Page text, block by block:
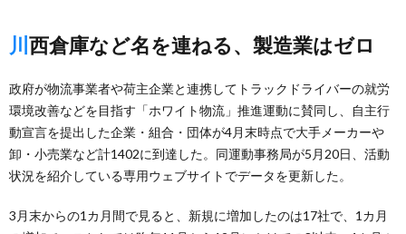
川西倉庫など名を連ねる、製造業はゼロ
政府が物流事業者や荷主企業と連携してトラックドライバーの就労
環境改善などを目指す「ホワイト物流」推進運動に賛同し、自主行
動宣言を提出した企業・組合・団体が4月末時点で大手メーカーや
卸・小売業など計1402に到達した。同運動事務局が5月20日、活動
状況を紹介している専用ウェブサイトでデータを更新した。
3月末からの1カ月間で見ると、新規に増加したのは17社で、1カ月